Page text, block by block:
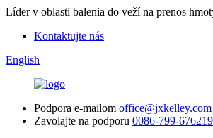
Líder v oblasti balenia do veží na prenos
Kontaktujte nás
English
Podpora e-mailom office@jxkelley.com
Zavolajte na podporu 0086-799-